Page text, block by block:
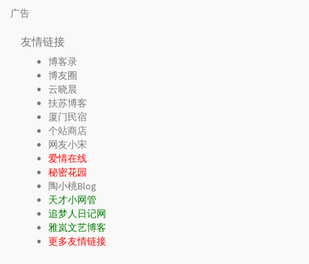
广告
友情链接
博客录
博友圈
云晓晨
扶苏博客
厦门民宿
个站商店
网友小宋
爱情在线
秘密花园
陶小桃Blog
天才小网管
追梦人日记网
雅岚文艺博客
更多友情链接